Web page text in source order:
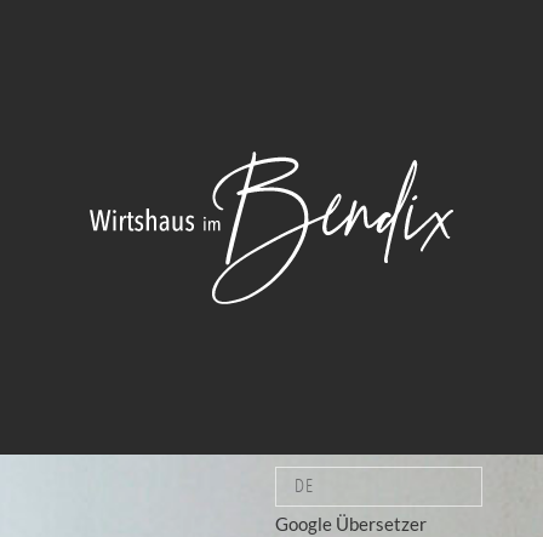
DE
Google Übersetzer